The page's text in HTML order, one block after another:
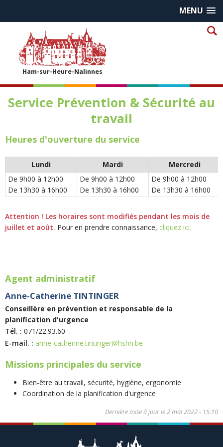
MENU
Ham-sur-Heure-Nalinnes
Service Prévention & Sécurité au
travail
Heures d'ouverture du service
Lundi Mardi
Mercredi
De 9h00 à 12h00
De 13h30 à 16h00
De 9h00 à 12h00
De 13h30 à 16h00
De 9h00 à 12h00
De 13h30 à 16h00
Attention ! Les horaires sont modifiés pendant les mois de
juillet et août. Pour en prendre connaissance, cliquez ici.
Agent administratif
Anne-Catherine TINTINGER
Conseillère en prévention et responsable de la
planification d'urgence
Tél. : 071/22.93.60
E-mail. : anne-catherine.tintinger@hshn.be
Missions principales du service
Bien-être au travail, sécurité, hygiène, ergonomie
Coordination de la planification d'urgence
Dernière mise à jour le2 mai 2022 - 15:10